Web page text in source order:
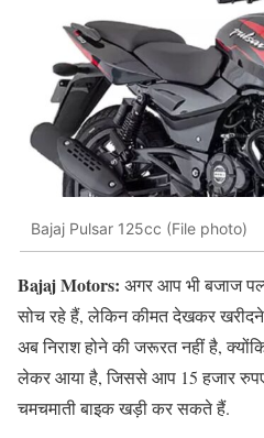
Bajaj Pulsar 125cc (File photo)
Bajaj Motors: अगर आप भी बजाज
सोच रहे हैं, लेकिन कीमत देखकर खरीदने
अब निराश होने की जरूरत नहीं है,
लेकर आया है, जिससे आप 15 हजार
चमचमाती बाइक खड़ी कर सकते हैं.